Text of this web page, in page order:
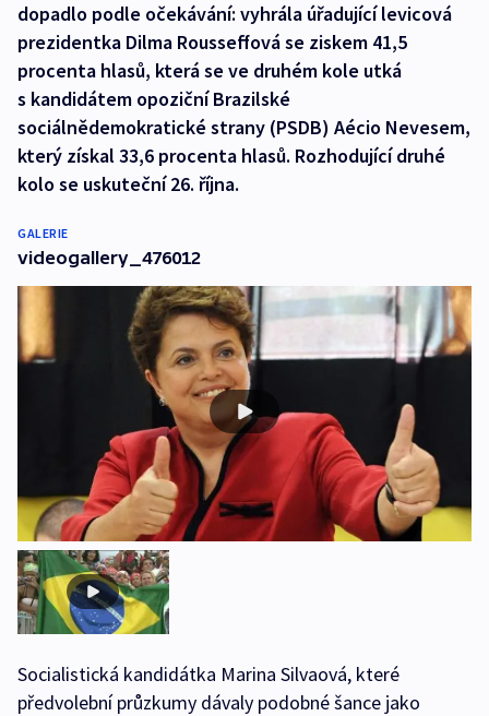
dopadlo podle očekávání: vyhrála úřadující levicová
prezidentka Dilma Rousseffová se ziskem 41,5
procenta hlasů, která se ve druhém kole utká
s kandidátem opoziční Brazilské
sociálnědemokratické strany (PSDB) Aécio Nevesem,
který získal 33,6 procenta hlasů. Rozhodující druhé
kolo se uskuteční 26. října.
GALERIE
videogallery_476012
Socialistická kandidátka Marina Silvaová, které
předvolební průzkumy dávaly podobné šance jako